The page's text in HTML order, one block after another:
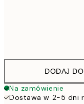
DODAJ
Na zamówienie
Dostawa w 2-5 dni